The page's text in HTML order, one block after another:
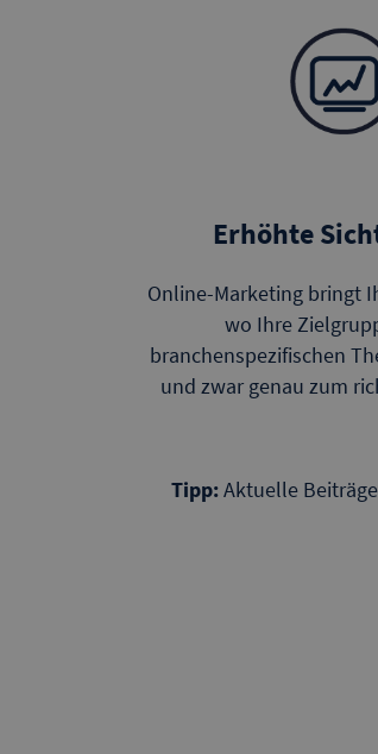
Erhöhte
Online-Marketing bringt
wo Ihre
branchenspezifischen
und zwar genau zum
Tipp:Aktuelle